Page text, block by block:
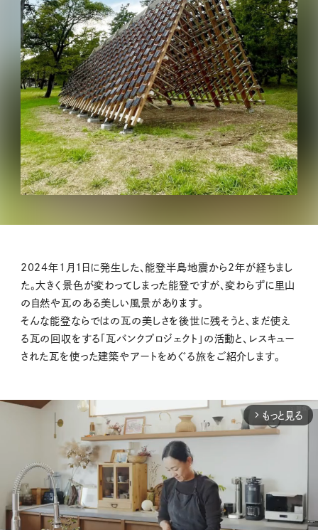
2024年1月1日に発生した、能登半島地震から2年が経ちまし
た。大きく景色が変わってしまった能登ですが、変わらずに里山
の自然や瓦のある美しい風景があります。
そんな能登ならではの瓦の美しさを後世に残そうと、まだ使え
る瓦の回収をする「瓦バンクプロジェクト」の活動と、レスキュー
された瓦を使った建築やアートをめぐる旅をご紹介します。
arrow_forward_ios もっと見る